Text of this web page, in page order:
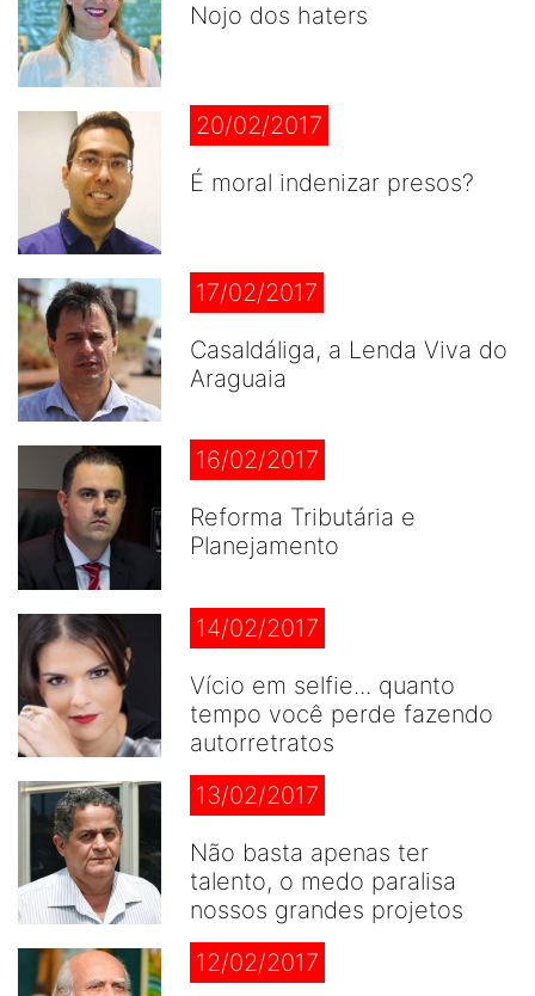
Nojo dos haters
20/02/2017
É moral indenizar presos?
17/02/2017
Casaldáliga, a Lenda Viva do
Araguaia
16/02/2017
Reforma Tributária e
Planejamento
14/02/2017
Vício em selfie... quanto
tempo você perde fazendo
autorretratos
13/02/2017
Não basta apenas ter
talento, o medo paralisa
nossos grandes projetos
12/02/2017